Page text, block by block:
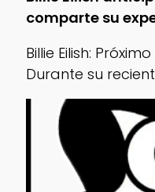
comparte su
Billie Eilish:
Durante su